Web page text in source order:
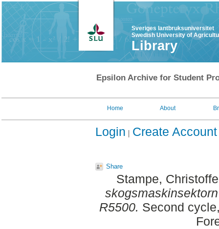
Sveriges lantbruksuniversitet
Swedish University of
Library
Epsilon Archive for Student
Home About
Login Create Account
Share
Stampe,
R5500. Second